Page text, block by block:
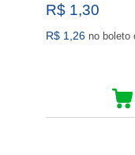
R$ 1,30
R$ 1,26